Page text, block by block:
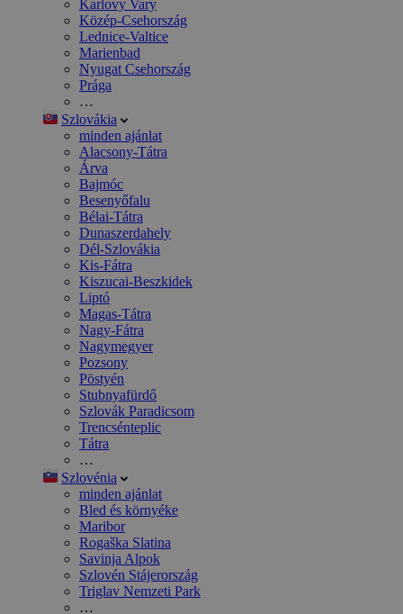
Karlovy Vary
Közép-Csehország
Lednice-Valtice
Marienbad
Nyugat Csehország
Prága
…
Szlovákia
minden ajánlat
Alacsony-Tátra
Árva
Bajmóc
Besenyőfalu
Bélai-Tátra
Dunaszerdahely
Dél-Szlovákia
Kis-Fátra
Kiszucai-Beszkidek
Liptó
Magas-Tátra
Nagy-Fátra
Nagymegyer
Pozsony
Pöstyén
Stubnyafürdő
Szlovák Paradicsom
Trencsénteplic
Tátra
…
Szlovénia
minden ajánlat
Bled és környéke
Maribor
Rogaška Slatina
Savinja Alpok
Szlovén Stájerország
Triglav Nemzeti Park
…